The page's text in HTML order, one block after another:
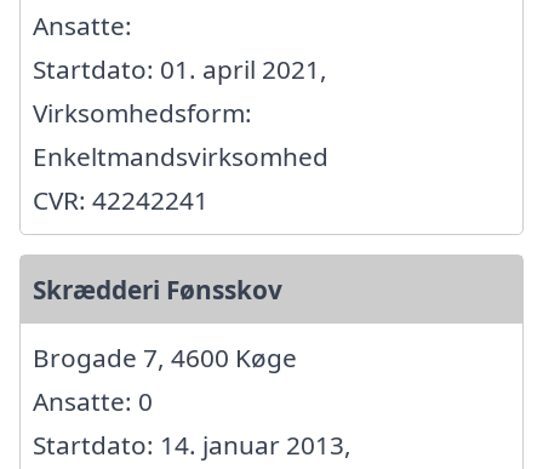
Ansatte:
Startdato: 01. april 2021,
Virksomhedsform:
Enkeltmandsvirksomhed
CVR: 42242241
Skrædderi Fønsskov
Brogade 7, 4600 Køge
Ansatte: 0
Startdato: 14. januar 2013,